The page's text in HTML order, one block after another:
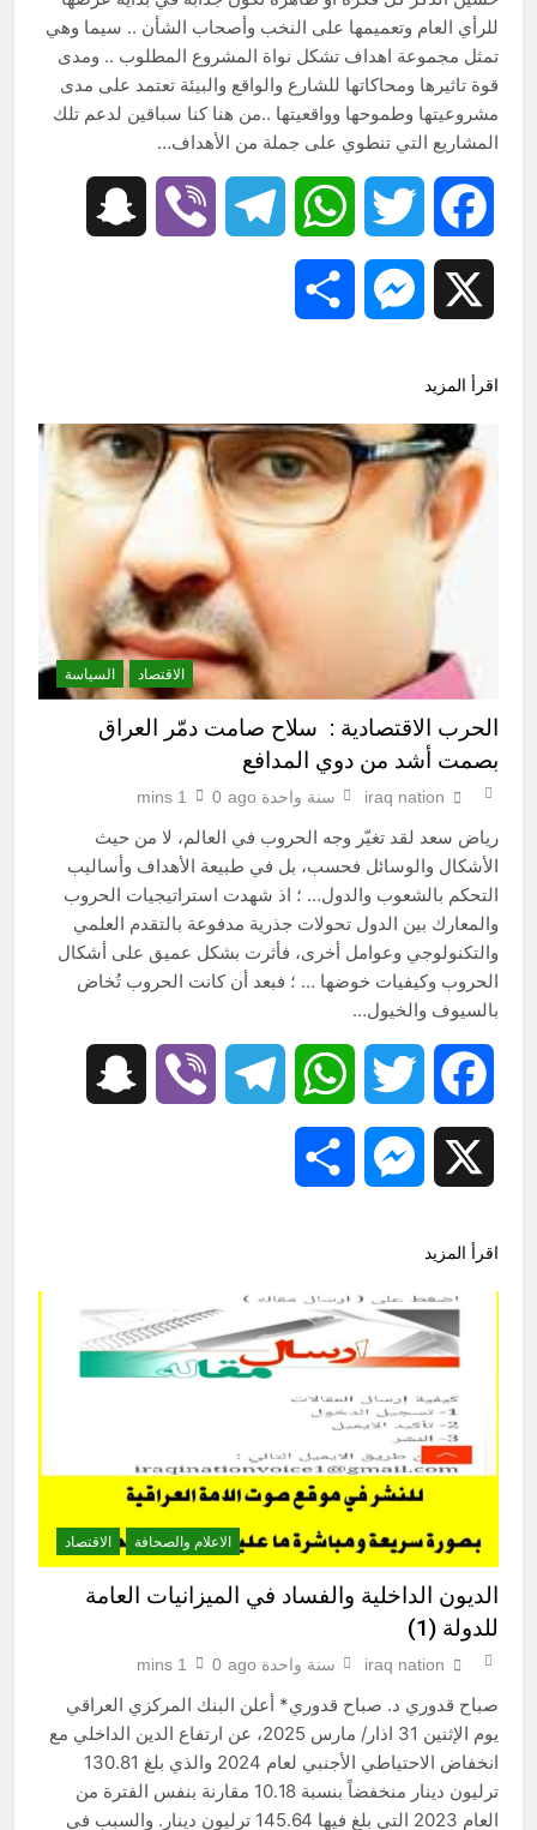
19 ساعة Ago
احياء ليلة الجمعة (نعمة بالكسر والفتح،
نعمة ونعمت، نعمة ونعيم)
19 ساعة Ago
للرأي العام وتعميمها على النخب وأصحاب الشأن .. سيما وهي
تمثل مجموعة اهداف تشكل نواة المشروع المطلوب .. ومدى
قوة تاثيرها ومحاكاتها للشارع والواقع والبيئة تعتمد على مدى
مشروعيتها وطموحها وواقعيتها ..من هنا كنا سباقين لدعم تلك
المشاريع التي تنطوي على جملة من الأهداف…
Facebook
Twitter
WhatsApp
Telegram
Viber
Messenger
اقرأ المزيد
الاقتصاد السياسة
الحرب الاقتصادية : سلاح صامت دمّر العراق
بصمت أشد من دوي المدافع
iraq nation سنة واحدة ago 0
1 mins
رياض سعد لقد تغيّر وجه الحروب في العالم، لا من حيث
الأشكال والوسائل فحسب، بل في طبيعة الأهداف وأساليب
التحكم بالشعوب والدول… ؛ اذ شهدت استراتيجيات الحروب
والمعارك بين الدول تحولات جذرية مدفوعة بالتقدم العلمي
والتكنولوجي وعوامل أخرى، فأثرت بشكل عميق على أشكال
الحروب وكيفيات خوضها … ؛ فبعد أن كانت الحروب تُخاض
بالسيوف والخيول…
Facebook
Twitter
WhatsApp
Telegram
Viber
Messenger
اقرأ المزيد
الاعلام والصحافة الاقتصاد
الديون الداخلية والفساد في الميزانيات العامة
للدولة (1)
iraq nation سنة واحدة ago 0
1 mins
صباح قدوري د. صباح قدوري* أعلن البنك المركزي العراقي
يوم الإثنين 31 اذار/ مارس 2025، عن ارتفاع الدين الداخلي مع
انخفاض الاحتياطي الأجنبي لعام 2024 والذي بلغ 130.81
ترليون دينار منخفضاً بنسبة 10.18 مقارنة بنفس الفترة من
العام 2023 التي بلغ فيها 145.64 ترليون دينار. والسبب في